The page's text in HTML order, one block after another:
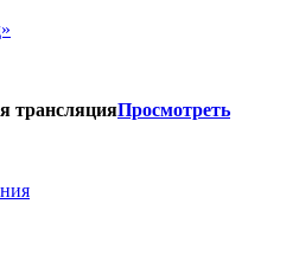
трансляцияПросмотреть